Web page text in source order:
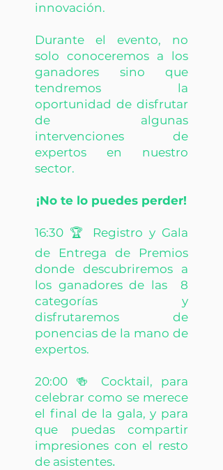
innovación.
Durante el evento, no
solo conoceremos a los
ganadores sino que
tendremos la
oportunidad de disfrutar
de algunas
intervenciones de
expertos en nuestro
sector.
¡No te lo puedes perder!
16:30 🏆 Registro y Gala
de Entrega de Premios
donde descubriremos a
los ganadores de las 8
categorías y
disfrutaremos de
ponencias de la mano de
expertos.
20:00 🍻 Cocktail, para
celebrar como se merece
el final de la gala, y para
que puedas compartir
impresiones con el resto
de asistentes.